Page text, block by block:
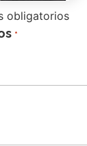
obligatorios
*